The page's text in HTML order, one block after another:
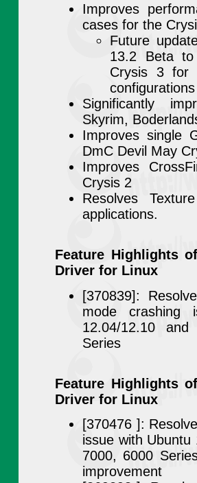
Improves
cases for the
Future
13.2 Beta
Crysis 3 for
configurations
Significantly
Skyrim,
Improves single
DmC Devil May
Improves
Crysis 2
Resolves
applications.
Feature Highlights
Driver for Linux
[370839]:
mode crashing
12.04/12.10
Series
Feature Highlights
Driver for Linux
[370476 ]:
issue with Ubuntu
7000, 6000
improvement